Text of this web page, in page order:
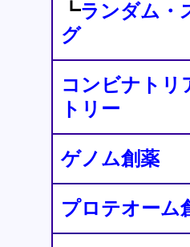
┗ランダム・
グ
コンビナトリ
トリー
ゲノム創薬
プロテオーム